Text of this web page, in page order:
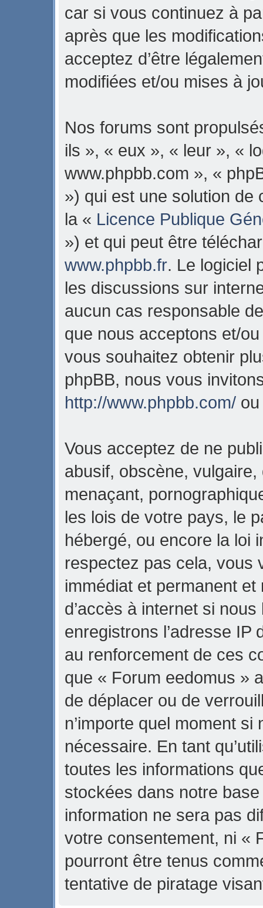
car si vous continuez à
après que les
acceptez d’être
modifiées et/ou mises à
Nos forums sont
ils », « eux », « leur », «
www.phpbb.com », «
») qui est une solution de
la « Licence Publique
») et qui peut être
www.phpbb.fr. Le logiciel
les discussions sur
aucun cas responsable
que nous acceptons et/
vous souhaitez obtenir
phpBB, nous vous
http://www.phpbb.com/
Vous acceptez de ne
abusif, obscène,
menaçant,
les lois de votre pays, le
hébergé, ou encore la loi
respectez pas cela, vous
immédiat et permanent
d’accès à internet si
enregistrons l’adresse IP
au renforcement de ces
que « Forum eedomus »
de déplacer ou de
n’importe quel moment
nécessaire. En tant
toutes les informations
stockées dans notre
information ne sera pas
votre consentement, ni «
pourront être tenus
tentative de piratage